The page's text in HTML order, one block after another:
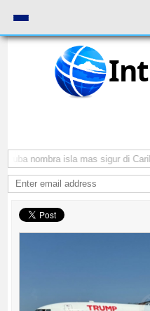
nombra isla mas sigur di